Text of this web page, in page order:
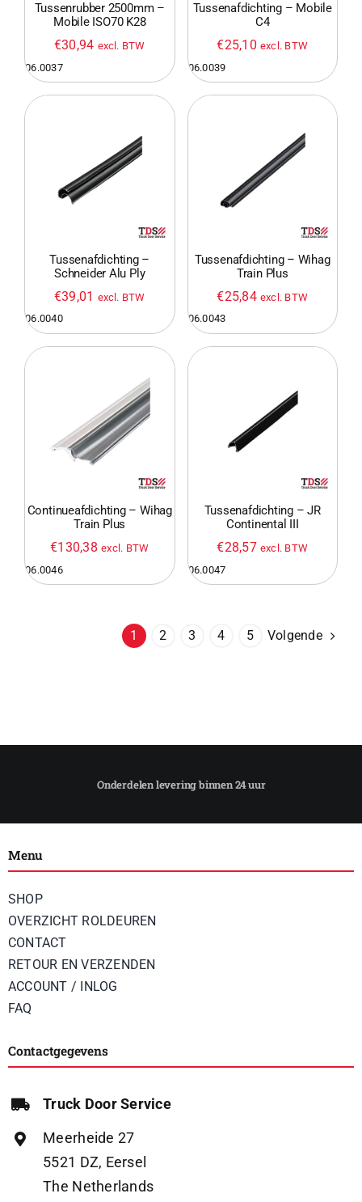
Tussenrubber 2500mm –
Mobile ISO70 K28
€30,94 excl. BTW
06.0037
Tussenafdichting – Mobile
C4
€25,10 excl. BTW
06.0039
Tussenafdichting –
Schneider Alu Ply
€39,01 excl. BTW
06.0040
Tussenafdichting – Wihag
Train Plus
€25,84 excl. BTW
06.0043
Continueafdichting – Wihag
Train Plus
€130,38 excl. BTW
06.0046
Tussenafdichting – JR
Continental III
€28,57 excl. BTW
06.0047
1 2 3 4 5 Volgende
Menu
SHOP
OVERZICHT ROLDEUREN
CONTACT
RETOUR EN VERZENDEN
ACCOUNT / INLOG
FAQ
Contactgegevens
Truck Door Service
Meerheide 27
5521 DZ, Eersel
The Netherlands